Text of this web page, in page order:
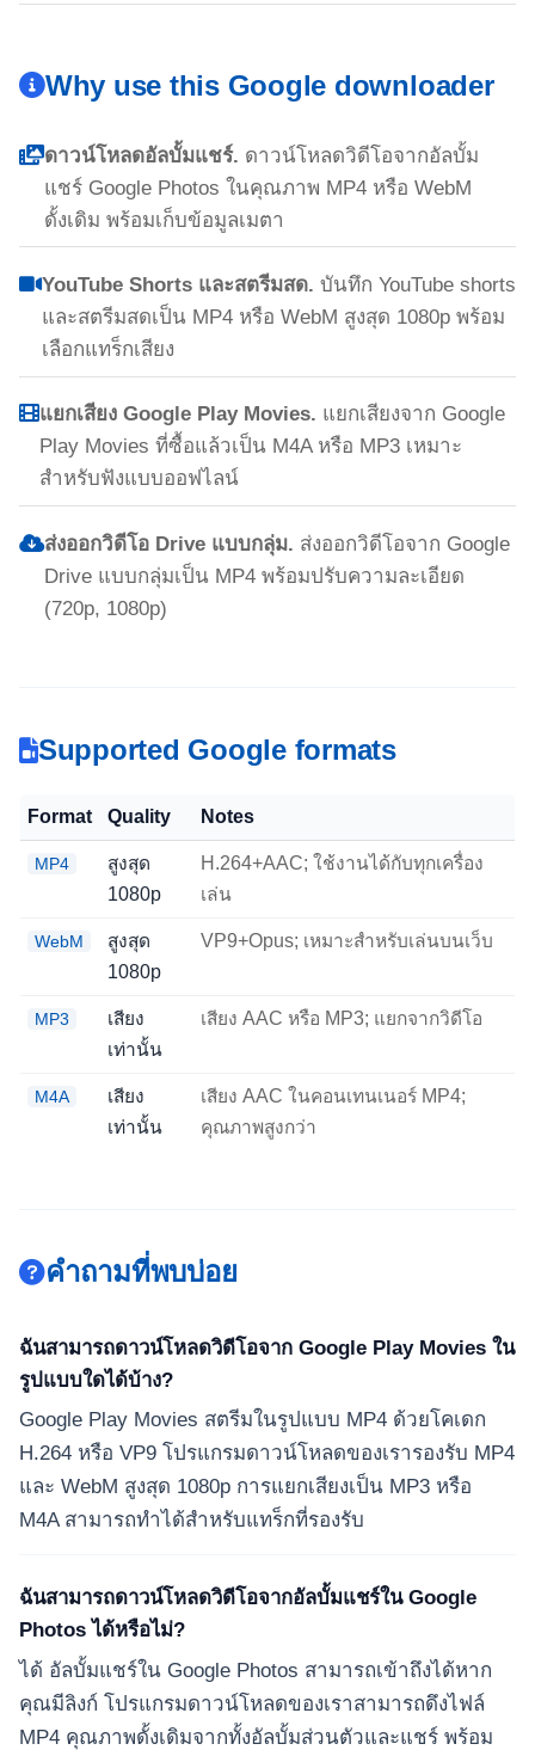
Why use this Google downloader
ดาวน์โหลดอัลบั้มแชร์. ดาวน์โหลดวิดีโอจากอัลบั้ม
แชร์ Google Photos ในคุณภาพ MP4 หรือ WebM
ดั้งเดิม พร้อมเก็บข้อมูลเมตา
YouTube Shorts และสตรีมสด. บันทึก YouTube shorts
และสตรีมสดเป็น MP4 หรือ WebM สูงสุด 1080p พร้อม
เลือกแทร็กเสียง
แยกเสียง Google Play Movies. แยกเสียงจาก Google
Play Movies ที่ซื้อแล้วเป็น M4A หรือ MP3 เหมาะ
สำหรับฟังแบบออฟไลน์
ส่งออกวิดีโอ Drive แบบกลุ่ม. ส่งออกวิดีโอจาก Google
Drive แบบกลุ่มเป็น MP4 พร้อมปรับความละเอียด
(720p, 1080p)
Supported Google formats
Format Quality Notes
MP4
สูงสุด
1080p
H.264+AAC; ใช้งานได้กับทุกเครื่อง
เล่น
WebM
สูงสุด
1080p
VP9+Opus; เหมาะสำหรับเล่นบนเว็บ
MP3
เสียง
เท่านั้น
เสียง AAC หรือ MP3; แยกจากวิดีโอ
M4A
เสียง
เท่านั้น
เสียง AAC ในคอนเทนเนอร์ MP4;
คุณภาพสูงกว่า
คำถามที่พบบ่อย
ฉันสามารถดาวน์โหลดวิดีโอจาก Google Play Movies ใน
รูปแบบใดได้บ้าง?
Google Play Movies สตรีมในรูปแบบ MP4 ด้วยโคเดก
H.264 หรือ VP9 โปรแกรมดาวน์โหลดของเรารองรับ MP4
และ WebM สูงสุด 1080p การแยกเสียงเป็น MP3 หรือ
M4A สามารถทำได้สำหรับแทร็กที่รองรับ
ฉันสามารถดาวน์โหลดวิดีโอจากอัลบั้มแชร์ใน Google
Photos ได้หรือไม่?
ได้ อัลบั้มแชร์ใน Google Photos สามารถเข้าถึงได้หาก
คุณมีลิงก์ โปรแกรมดาวน์โหลดของเราสามารถดึงไฟล์
MP4 คุณภาพดั้งเดิมจากทั้งอัลบั้มส่วนตัวและแชร์ พร้อม